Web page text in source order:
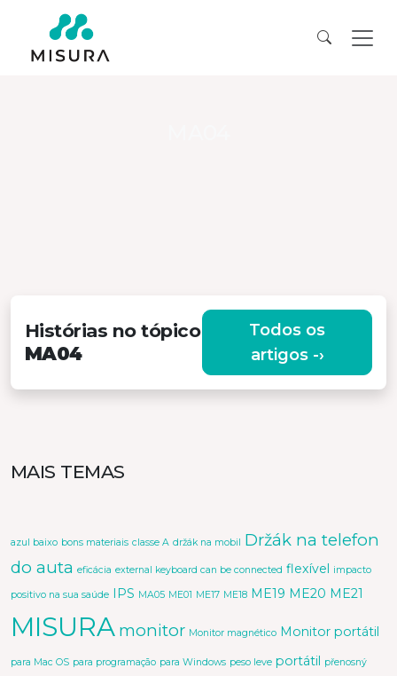
Histórias no tópico
MA04
Todos os
artigos -›
MAIS TEMAS
azul baixo bons materiais classe A držák na mobil Držák na telefon
do auta eficácia external keyboard can be connected flexível impacto
positivo na sua saúde IPS MA05 ME01 ME17 ME18 ME19 ME20 ME21
MISURA monitor Monitor magnético Monitor portátil
para Mac OS para programação para Windows peso leve portátil přenosný